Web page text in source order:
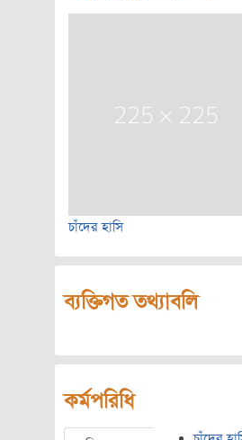
চাঁদের হাসি
ব্যক্তিগত তথ্যাবলি
কর্মপরিধি